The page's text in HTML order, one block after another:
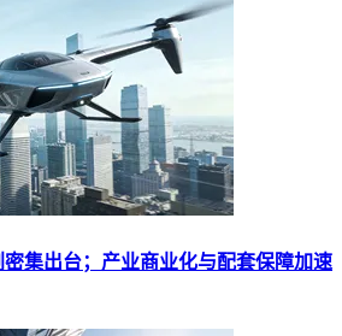
集出台；产业商业化与配套保障加速